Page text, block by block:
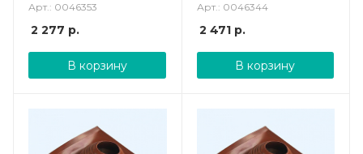
Арт.: 0046353
2 277 р.
В корзину
Арт.: 0046344
2 471р.
В корзину